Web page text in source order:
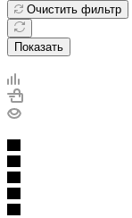
Очистить фильтр
Показать